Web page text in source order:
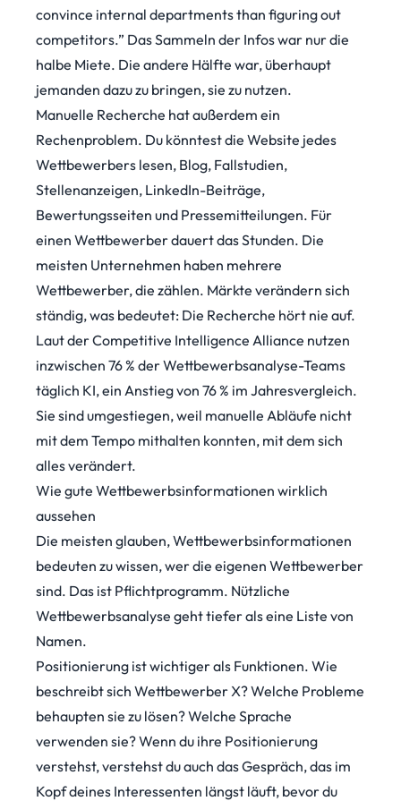
convince internal departments than figuring out
competitors.” Das Sammeln der Infos war nur die
halbe Miete. Die andere Hälfte war, überhaupt
jemanden dazu zu bringen, sie zu nutzen.
Manuelle Recherche hat außerdem ein
Rechenproblem. Du könntest die Website jedes
Wettbewerbers lesen, Blog, Fallstudien,
Stellenanzeigen, LinkedIn-Beiträge,
Bewertungsseiten und Pressemitteilungen. Für
einen Wettbewerber dauert das Stunden. Die
meisten Unternehmen haben mehrere
Wettbewerber, die zählen. Märkte verändern sich
ständig, was bedeutet: Die Recherche hört nie auf.
Laut derCompetitive Intelligence Alliance nutzen
inzwischen 76 % der Wettbewerbsanalyse-Teams
täglich KI, ein Anstieg von 76 % im Jahresvergleich.
Sie sind umgestiegen, weil manuelle Abläufe nicht
mit dem Tempo mithalten konnten, mit dem sich
alles verändert.
Wie gute Wettbewerbsinformationen wirklich
aussehen
Die meisten glauben, Wettbewerbsinformationen
bedeuten zu wissen, wer die eigenen Wettbewerber
sind. Das ist Pflichtprogramm. Nützliche
Wettbewerbsanalyse geht tiefer als eine Liste von
Namen.
Positionierung ist wichtiger als Funktionen. Wie
beschreibt sich Wettbewerber X? Welche Probleme
behaupten sie zu lösen? Welche Sprache
verwenden sie? Wenn du ihre Positionierung
verstehst, verstehst du auch das Gespräch, das im
Kopf deines Interessenten längst läuft, bevor du